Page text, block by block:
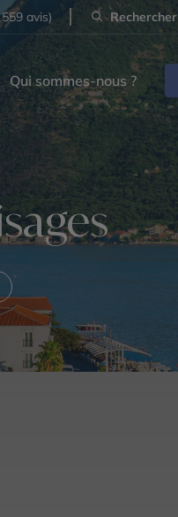
avis) Rechercher
Qui sommes-nous ?